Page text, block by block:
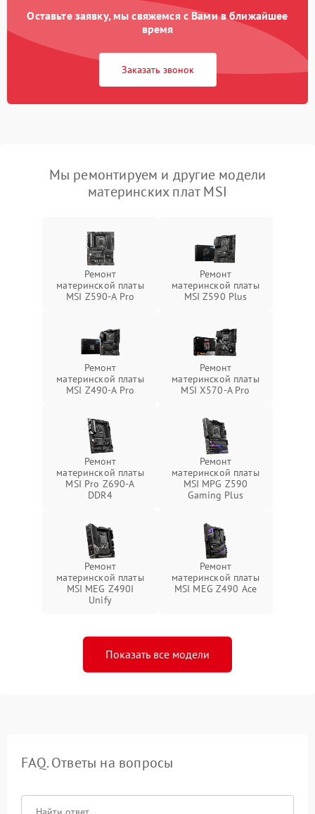
Оставьте заявку, мы свяжемся с Вами в ближайшее
время
Заказать звонок
Мы ремонтируем и другие модели
материнских плат MSI
Ремонт
материнской платы
MSI Z590-A Pro
Ремонт
материнской платы
MSI Z590 Plus
Ремонт
материнской платы
MSI Z490-A Pro
Ремонт
материнской платы
MSI X570-A Pro
Ремонт
материнской платы
MSI Pro Z690-A
DDR4
Ремонт
материнской платы
MSI MPG Z590
Gaming Plus
Ремонт
материнской платы
MSI MEG Z490I
Unify
Ремонт
материнской платы
MSI MEG Z490 Ace
Показать все модели
FAQ. Ответы на вопросы